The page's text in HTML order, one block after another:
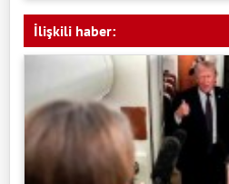
İlişkili haber: